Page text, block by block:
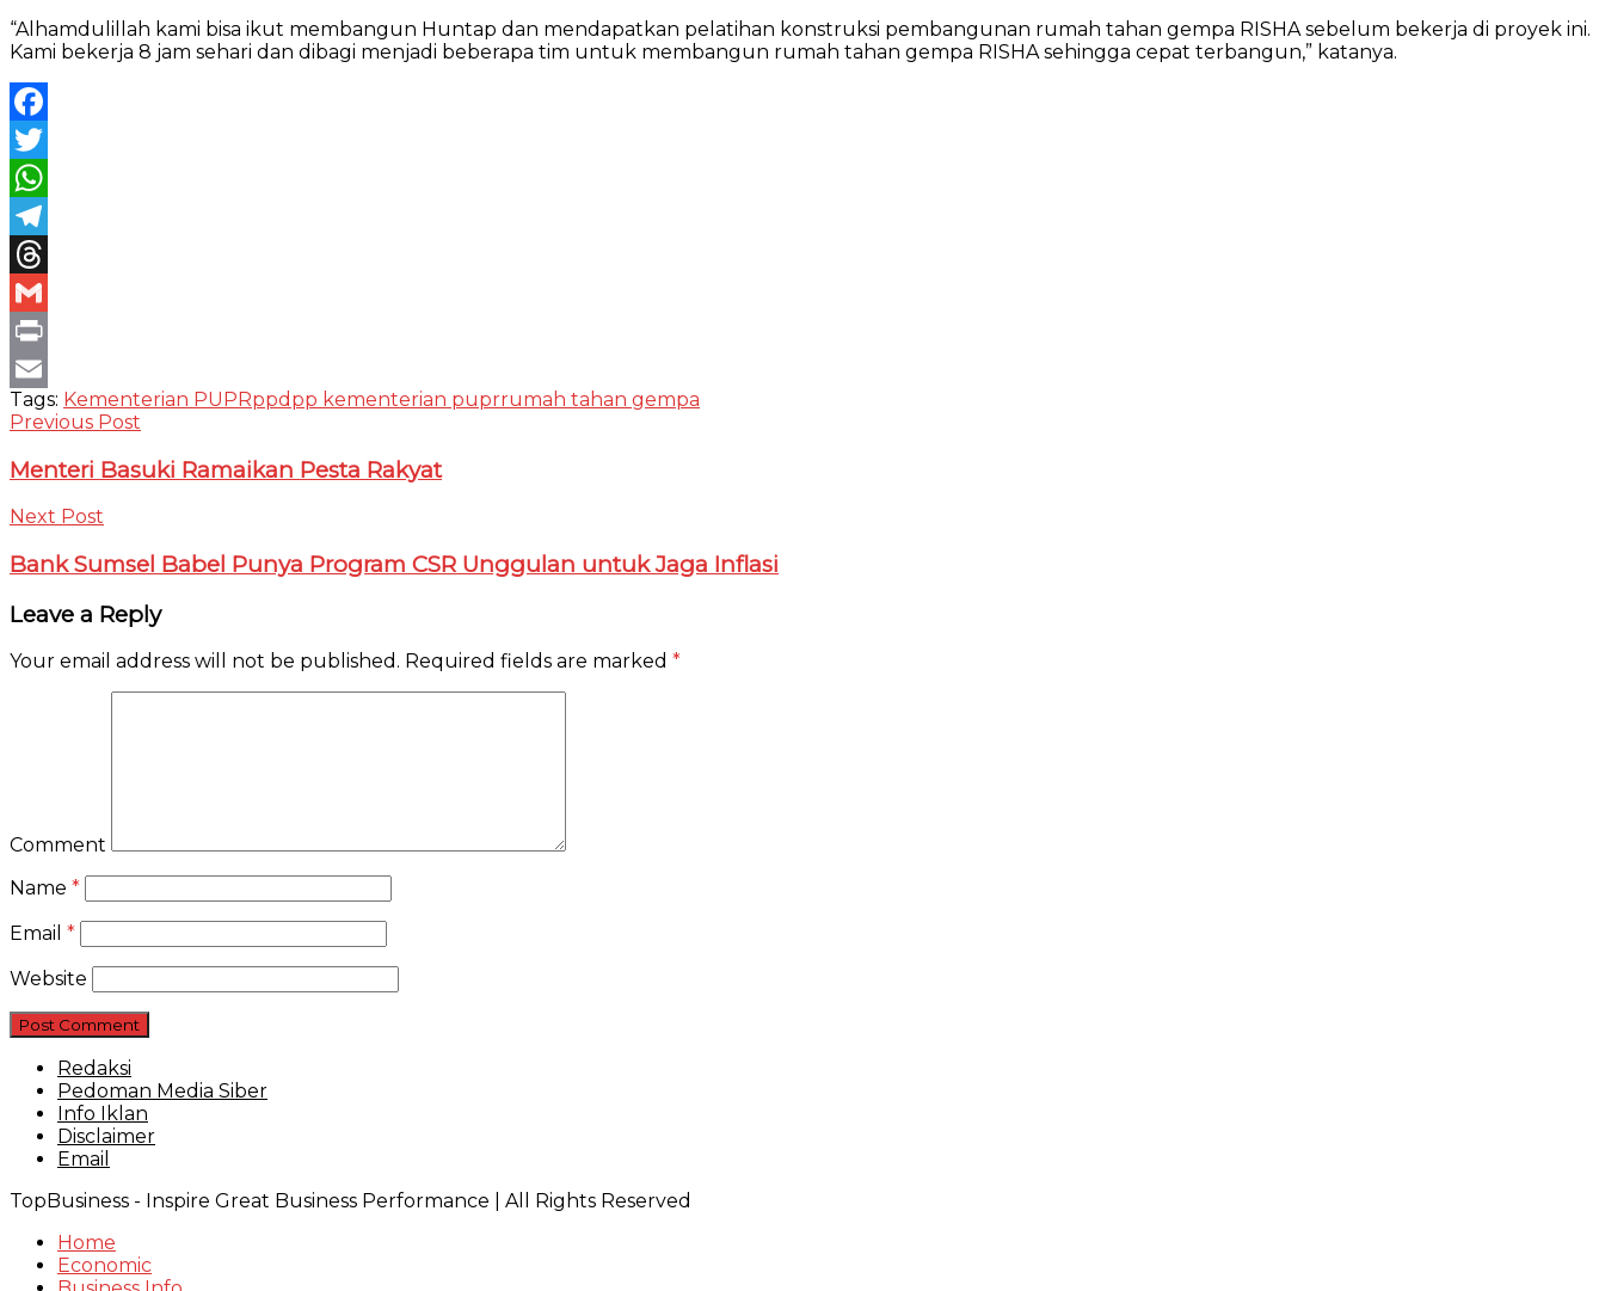
“Alhamdulillah kami bisa ikut membangun Huntap dan mendapatkan pelatihan konstruksi pembangunan rumah tahan gempa RISHA sebelum bekerja di proyek ini.
Kami bekerja 8 jam sehari dan dibagi menjadi beberapa tim untuk membangun rumah tahan gempa RISHA sehingga cepat terbangun,” katanya.
Facebook
Twitter
WhatsApp
Telegram
Threads
Gmail
Print
Email
Tags: Kementerian PUPRppdpp kementerian puprrumah tahan gempa
Previous Post
Menteri Basuki Ramaikan Pesta Rakyat
Next Post
Bank Sumsel Babel Punya Program CSR Unggulan untuk Jaga Inflasi
Leave a Reply
Your email address will not be published. Required fields are marked *
Comment
Name *
Email *
Website
Redaksi
Pedoman Media Siber
Info Iklan
Disclaimer
Email
TopBusiness - Inspire Great Business Performance | All Rights Reserved
Home
Economic